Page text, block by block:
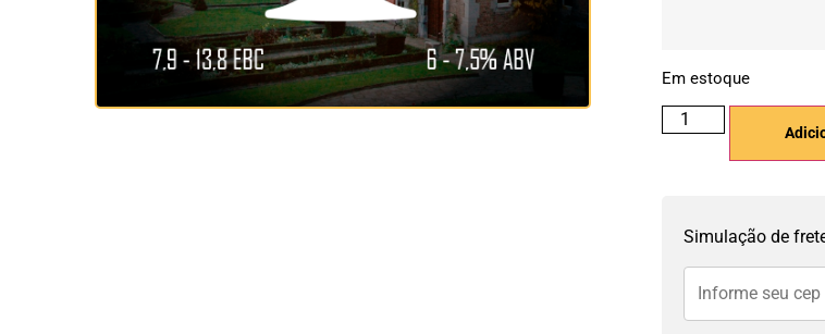
Em estoque
Simulação de